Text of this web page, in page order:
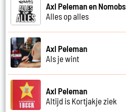
Axl Peleman en Nomobs
Alles op alles
Axl Peleman
Als je wint
Axl Peleman
Altijd is Kortjakje ziek